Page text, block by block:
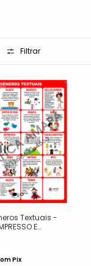
Filtrar
Textuais -
E
Pix